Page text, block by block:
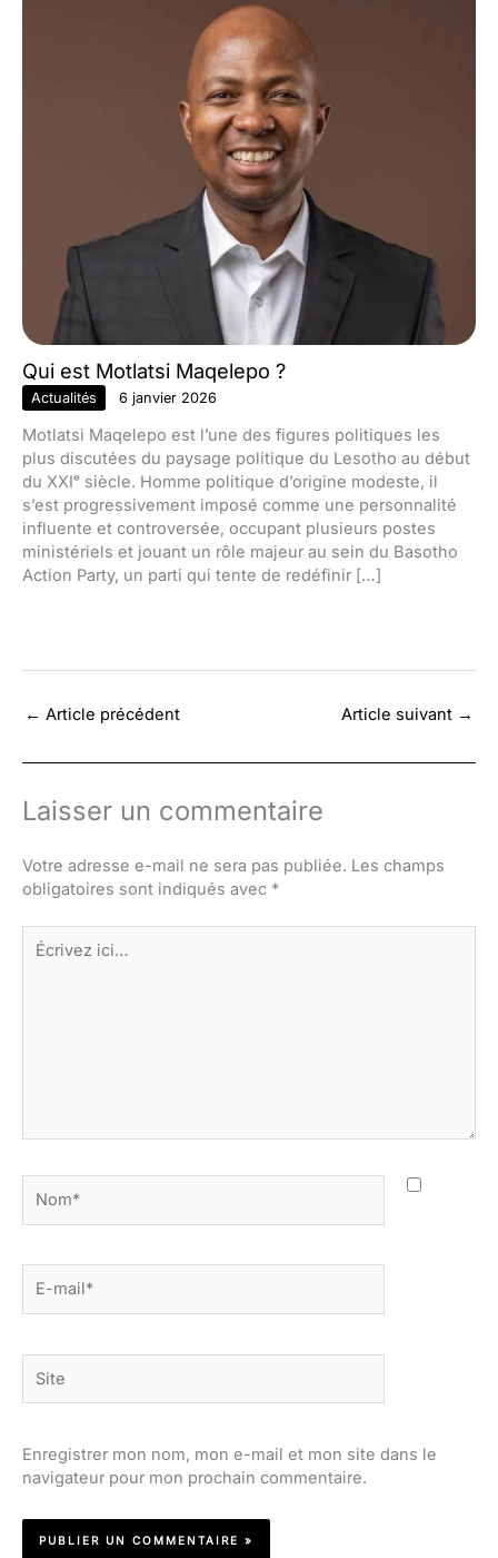
Qui est Motlatsi Maqelepo ?
Actualités 6 janvier 2026
Motlatsi Maqelepo est l’une des figures politiques les
plus discutées du paysage politique du Lesotho au début
du XXIᵉ siècle. Homme politique d’origine modeste, il
s’est progressivement imposé comme une personnalité
influente et controversée, occupant plusieurs postes
ministériels et jouant un rôle majeur au sein du Basotho
Action Party, un parti qui tente de redéfinir […]
← Article précédent Article suivant →
Laisser un commentaire
Votre adresse e-mail ne sera pas publiée. Les champs
obligatoires sont indiqués avec *
Écrivez
ici…
mail*
Enregistrer mon nom, mon e-mail et mon site dans le
navigateur pour mon prochain commentaire.